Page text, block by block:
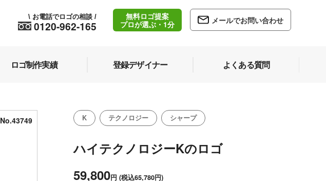
0120-962-165
\ お電話でロゴの相談 /
無料ロゴ提案
プロが選ぶ・1分
メールでお問い合わせ
ロゴ制作実績 登録デザイナー よくある質問
No.43749 K テクノロジー シャープ
ハイテクノロジーKのロゴ
59,800円 (税込65,780円)